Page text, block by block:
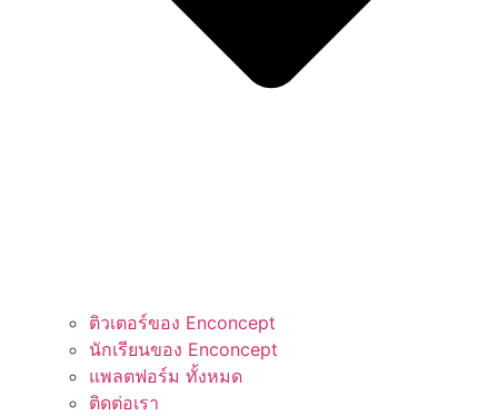
ติวเตอร์ของ Enconcept
นักเรียนของ Enconcept
แพลตฟอร์ม ทั้งหมด
ติดต่อเรา